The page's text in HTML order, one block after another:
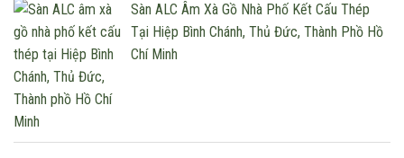
Sàn ALC Âm Xà Gồ Nhà Phố Kết Cấu Thép
Tại Hiệp Bình Chánh, Thủ Đức, Thành Phồ Hồ
Chí Minh